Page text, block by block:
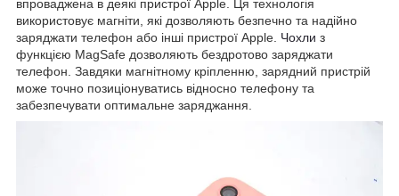
впроваджена в деякі пристрої Apple. Ця технологія
використовує магніти, які дозволяють безпечно та надійно
заряджати телефон або інші пристрої Apple. Чохли з
функцією MagSafe дозволяють бездротово заряджати
телефон. Завдяки магнітному кріпленню, зарядний пристрій
може точно позиціонуватись відносно телефону та
забезпечувати оптимальне заряджання.